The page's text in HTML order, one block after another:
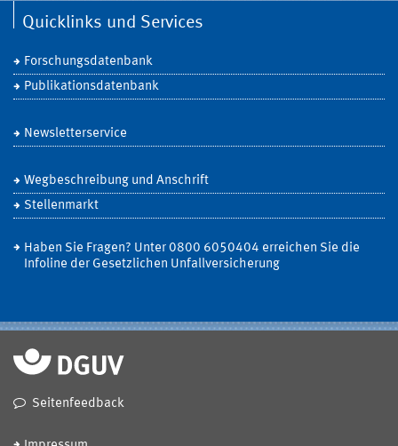
Quicklinks und Services
Forschungsdatenbank
Publikationsdatenbank
Newsletterservice
Wegbeschreibung und Anschrift
Stellenmarkt
Haben Sie Fragen? Unter 0800 6050404 erreichen Sie die
Infoline der Gesetzlichen Unfallversicherung
Seitenfeedback